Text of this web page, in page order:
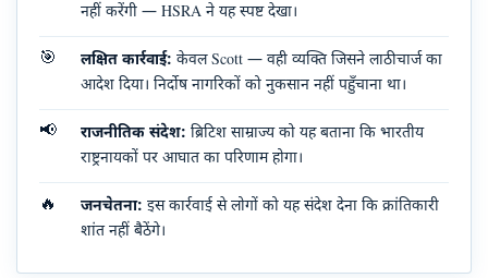
नहीं करेंगी — HSRA ने यह स्पष्ट देखा।
🎯 लक्षित कार्रवाई: केवल Scott — वही व्यक्ति जिसने लाठीचार्ज का
आदेश दिया। निर्दोष नागरिकों को नुकसान नहीं पहुँचाना था।
📢 राजनीतिक संदेश: ब्रिटिश साम्राज्य को यह बताना कि भारतीय
राष्ट्रनायकों पर आघात का परिणाम होगा।
🔥 जनचेतना: इस कार्रवाई से लोगों को यह संदेश देना कि क्रांतिकारी
शांत नहीं बैठेंगे।